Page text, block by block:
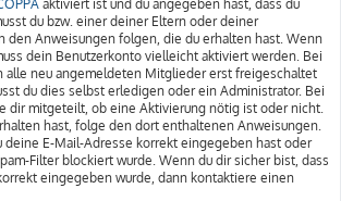
aktiviert ist und du angegeben hast, dass du
du bzw. einer deiner Eltern oder deiner
den Anweisungen folgen, die du erhalten hast. Wenn
dein Benutzerkonto vielleicht aktiviert werden. Bei
alle neu angemeldeten Mitglieder erst freigeschaltet
du dies selbst erledigen oder ein Administrator. Bei
dir mitgeteilt, ob eine Aktivierung nötig ist oder nicht.
hast, folge den dort enthaltenen Anweisungen.
deine E-Mail-Adresse korrekt eingegeben hast oder
Filter blockiert wurde. Wenn du dir sicher bist, dass
eingegeben wurde, dann kontaktiere einen